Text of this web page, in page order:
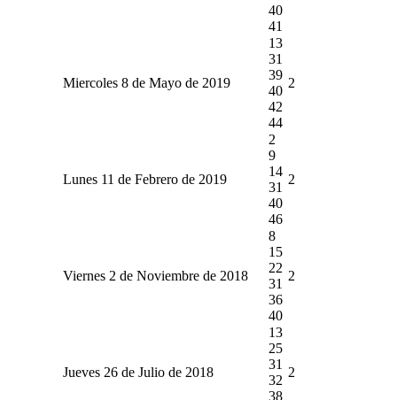
40
41
Miercoles 8 de Mayo de 2019
13
31
39
40
42
44
2
Lunes 11 de Febrero de 2019
2
9
14
31
40
46
2
Viernes 2 de Noviembre de 2018
8
15
22
31
36
40
2
Jueves 26 de Julio de 2018
13
25
31
32
38
2